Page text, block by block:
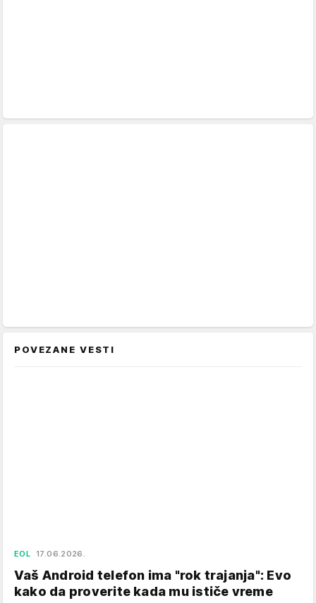
POVEZANE VESTI
EOL 17.06.2026.
Vaš Android telefon ima "rok trajanja": Evo
kako da proverite kada mu ističe vreme